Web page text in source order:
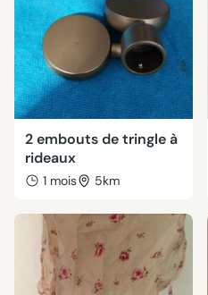
2 embouts de tringle à
rideaux
1 mois 5km